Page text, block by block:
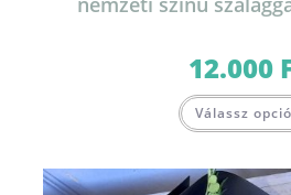
12.000
Válassz